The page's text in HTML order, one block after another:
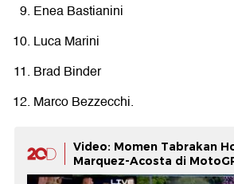
Enea Bastianini
Luca Marini
Brad Binder
Marco Bezzecchi.
Video: Momen Tabrakan
Marquez-Acosta di
2026